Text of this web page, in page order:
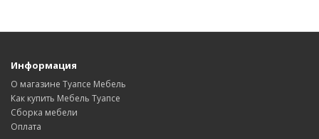
Информация
О магазине Туапсе Мебель
Как купить Мебель Туапсе
Сборка мебели
Оплата